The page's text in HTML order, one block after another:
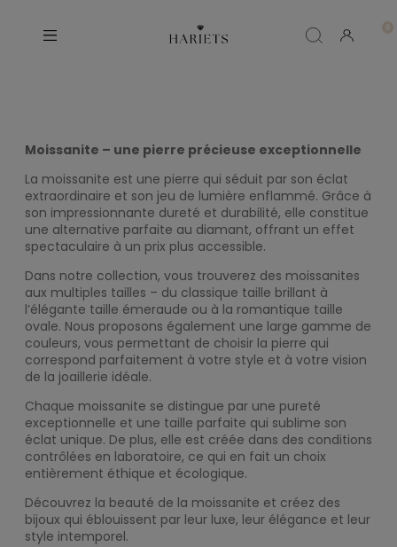
Moissanite – une pierre précieuse exceptionnelle
La moissanite est une pierre qui séduit par son éclat
extraordinaire et son jeu de lumière enflammé. Grâce à
son impressionnante dureté et durabilité, elle constitue
une alternative parfaite au diamant, offrant un effet
spectaculaire à un prix plus accessible.
Dans notre collection, vous trouverez des moissanites
aux multiples tailles – du classique taille brillant à
l’élégante taille émeraude ou à la romantique taille
ovale. Nous proposons également une large gamme de
couleurs, vous permettant de choisir la pierre qui
correspond parfaitement à votre style et à votre vision
de la joaillerie idéale.
Chaque moissanite se distingue par une pureté
exceptionnelle et une taille parfaite qui sublime son
éclat unique. De plus, elle est créée dans des conditions
contrôlées en laboratoire, ce qui en fait un choix
entièrement éthique et écologique.
Découvrez la beauté de la moissanite et créez des
bijoux qui éblouissent par leur luxe, leur élégance et leur
style intemporel.